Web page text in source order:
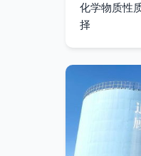
化学物质性
择